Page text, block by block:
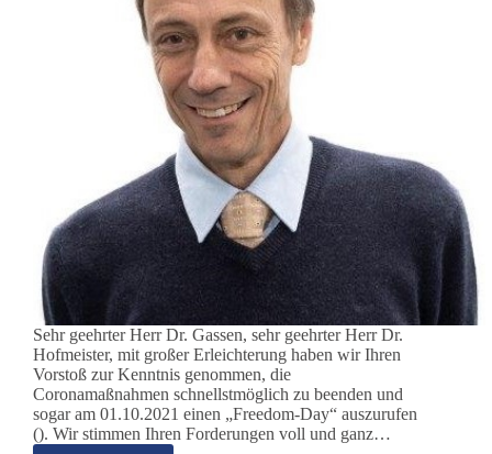
Sehr geehrter Herr Dr. Gassen, sehr geehrter Herr Dr.
Hofmeister, mit großer Erleichterung haben wir Ihren
Vorstoß zur Kenntnis genommen, die
Coronamaßnahmen schnellstmöglich zu beenden und
sogar am 01.10.2021 einen „Freedom-Day“ auszurufen
(). Wir stimmen Ihren Forderungen voll und ganz…